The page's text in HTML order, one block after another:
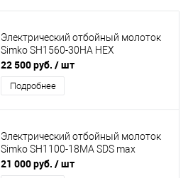
Электрический отбойный молоток
Simko SH1560-30HA HEX
22 500 руб. / шт
Подробнее
Электрический отбойный молоток
Simko SH1100-18MA SDS max
21 000 руб. / шт